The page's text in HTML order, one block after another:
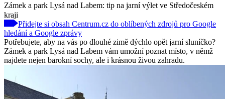
Zámek a park Lysá nad Labem: tip na jarní výlet ve Středočeském
kraji
Přidejte si obsah Centrum.cz do oblíbených zdrojů pro Google
hledání a Google zprávy
Potřebujete, aby na vás po dlouhé zimě dýchlo opět jarní sluníčko?
Zámek a park Lysá nad Labem vám umožní poznat místo, v němž
najdete nejen barokní sochy, ale i krásnou živou zahradu.